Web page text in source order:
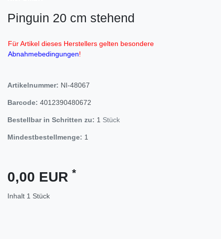
Pinguin 20 cm stehend
Für Artikel dieses Herstellers gelten besondere
Abnahmebedingungen!
Artikelnummer: NI-48067
Barcode: 4012390480672
Bestellbar in Schritten zu: 1 Stück
Mindestbestellmenge: 1
0,00 EUR *
Inhalt 1 Stück